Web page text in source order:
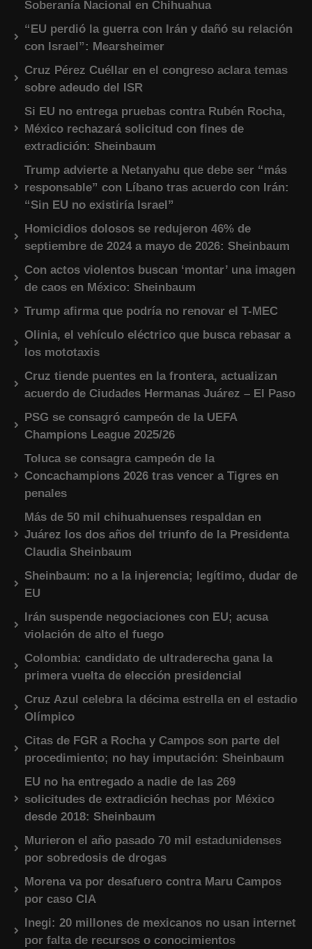
Soberanía Nacional en Chihuahua
“EU perdió la guerra con Irán y dañó su relación
con Israel”: Mearsheimer
Cruz Pérez Cuéllar en el congreso aclara temas
sobre adeudo del ISR
Si EU no entrega pruebas contra Rubén Rocha,
México rechazará solicitud con fines de
extradición: Sheinbaum
Trump advierte a Netanyahu que debe ser “más
responsable” con Líbano tras acuerdo con Irán:
“Sin EU no existiría Israel”
Homicidios dolosos se redujeron 46% de
septiembre de 2024 a mayo de 2026: Sheinbaum
Con actos violentos buscan ‘montar’ una imagen
de caos en México: Sheinbaum
Trump afirma que podría no renovar el T-MEC
Olinia, el vehículo eléctrico que busca rebasar a
los mototaxis
Cruz tiende puentes en la frontera, actualizan
acuerdo de Ciudades Hermanas Juárez – El Paso
PSG se consagró campeón de la UEFA
Champions League 2025/26
Toluca se consagra campeón de la
Concachampions 2026 tras vencer a Tigres en
penales
Más de 50 mil chihuahuenses respaldan en
Juárez los dos años del triunfo de la Presidenta
Claudia Sheinbaum
Sheinbaum: no a la injerencia; legítimo, dudar de
EU
Irán suspende negociaciones con EU; acusa
violación de alto el fuego
Colombia: candidato de ultraderecha gana la
primera vuelta de elección presidencial
Cruz Azul celebra la décima estrella en el estadio
Olímpico
Citas de FGR a Rocha y Campos son parte del
procedimiento; no hay imputación: Sheinbaum
EU no ha entregado a nadie de las 269
solicitudes de extradición hechas por México
desde 2018: Sheinbaum
Murieron el año pasado 70 mil estadunidenses
por sobredosis de drogas
Morena va por desafuero contra Maru Campos
por caso CIA
Inegi: 20 millones de mexicanos no usan internet
por falta de recursos o conocimientos